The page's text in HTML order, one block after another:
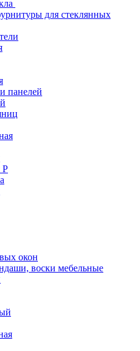
для стеклянных
панелей
Р
окон
воски мебельные